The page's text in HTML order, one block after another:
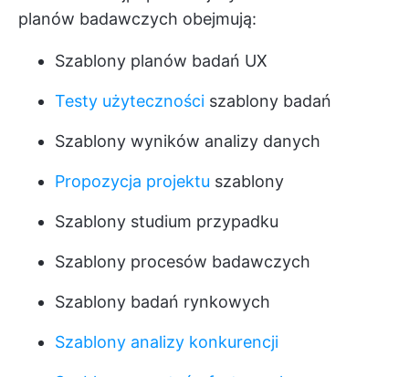
planów badawczych obejmują:
Szablony planów badań UX
Testy użyteczności szablony badań
Szablony wyników analizy danych
Propozycja projektu szablony
Szablony studium przypadku
Szablony procesów badawczych
Szablony badań rynkowych
Szablony analizy konkurencji